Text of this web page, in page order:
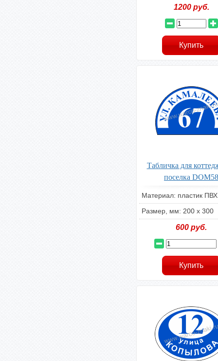
1200руб.
Табличка для
поселка DOM58
Материал: пластик ПВХ
Размер, мм: 200 х 300
600 руб.